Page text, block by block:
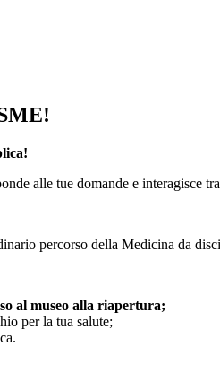
alle tue domande e interagisce
percorso della Medicina da
al museo alla riapertura;
per la tua salute;